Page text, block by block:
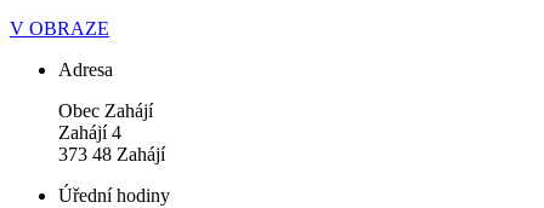
V OBRAZE
Adresa
Obec Zahájí
Zahájí 4
373 48 Zahájí
Úřední hodiny